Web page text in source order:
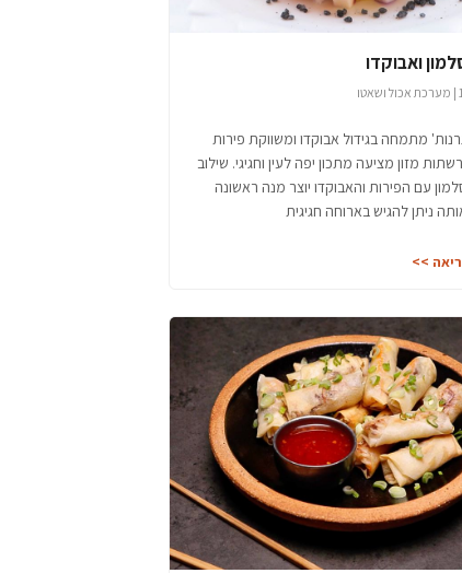
ואבוקדו
מתמחה בגידול אבוקדו ומשווקת פירות
מזון מציעה מתכון יפה לעין וחגיגי. שילוב
עם הפירות והאבוקדו יוצר מנה ראשונה
ניתן להגיש בארוחה חגיגית
>>